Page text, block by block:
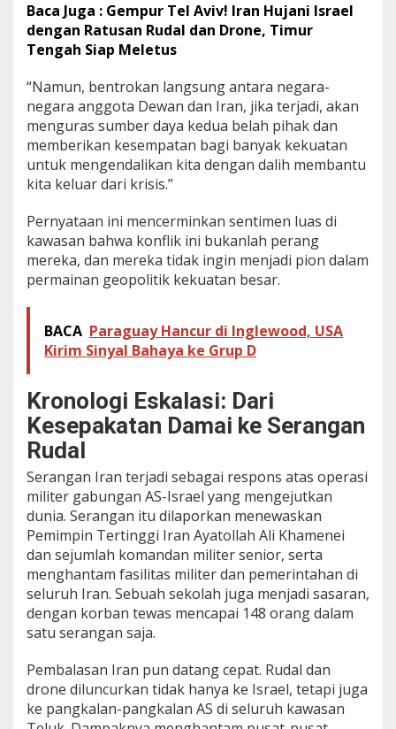
Baca Juga : Gempur Tel Aviv! Iran Hujani Israel
dengan Ratusan Rudal dan Drone, Timur
Tengah Siap Meletus
“Namun, bentrokan langsung antara negara-
negara anggota Dewan dan Iran, jika terjadi, akan
menguras sumber daya kedua belah pihak dan
memberikan kesempatan bagi banyak kekuatan
untuk mengendalikan kita dengan dalih membantu
kita keluar dari krisis.”
Pernyataan ini mencerminkan sentimen luas di
kawasan bahwa konflik ini bukanlah perang
mereka, dan mereka tidak ingin menjadi pion dalam
permainan geopolitik kekuatan besar.
BACA Paraguay Hancur di Inglewood, USA
Kirim Sinyal Bahaya ke Grup D
Kronologi Eskalasi: Dari
Kesepakatan Damai ke Serangan
Rudal
Serangan Iran terjadi sebagai respons atas operasi
militer gabungan AS-Israel yang mengejutkan
dunia. Serangan itu dilaporkan menewaskan
Pemimpin Tertinggi Iran Ayatollah Ali Khamenei
dan sejumlah komandan militer senior, serta
menghantam fasilitas militer dan pemerintahan di
seluruh Iran. Sebuah sekolah juga menjadi sasaran,
dengan korban tewas mencapai 148 orang dalam
satu serangan saja.
Pembalasan Iran pun datang cepat. Rudal dan
drone diluncurkan tidak hanya ke Israel, tetapi juga
ke pangkalan-pangkalan AS di seluruh kawasan